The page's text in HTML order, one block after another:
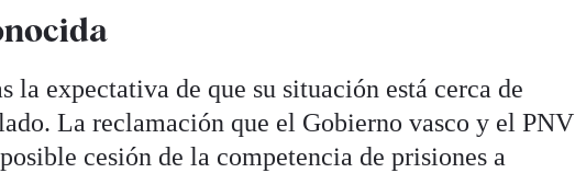
la expectativa de que su situación está cerca de
La reclamación que el Gobierno vasco y el PNV
cesión de la competencia de prisiones a